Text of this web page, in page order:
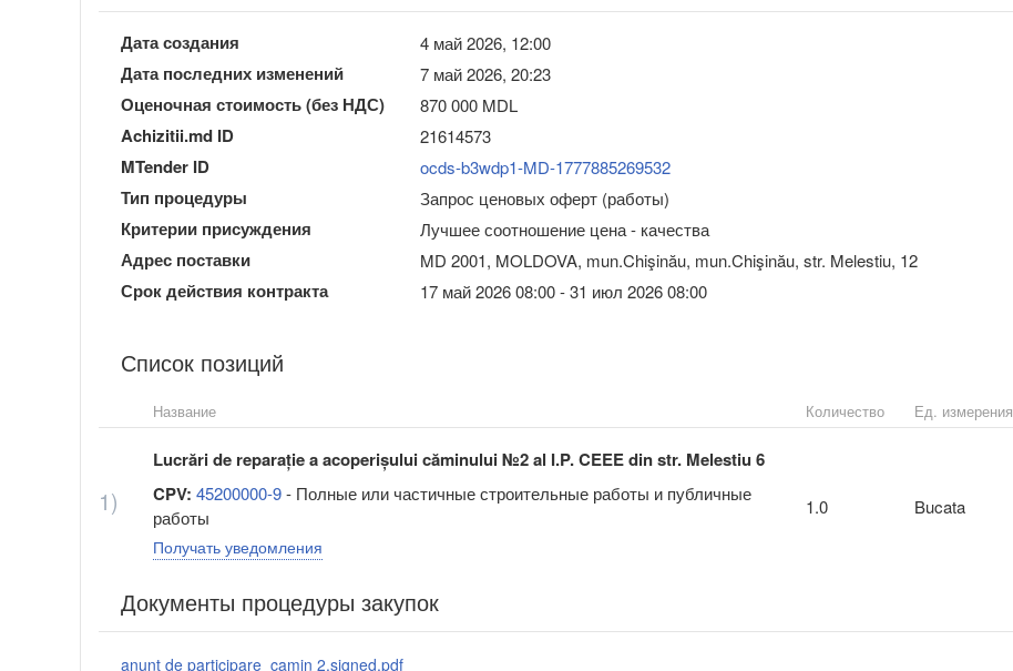
Дата создания 4 май 2026, 12:00
Дата последних изменений 7 май 2026, 20:23
Оценочная стоимость (без НДС) 870 000 MDL
Achizitii.md ID 21614573
MTender ID ocds-b3wdp1-MD-1777885269532
Тип процедуры Запрос ценовых оферт (работы)
Критерии присуждения Лучшее соотношение цена - качества
Адрес поставки MD 2001, MOLDOVA, mun.Chişinău, mun.Chişinău, str. Melestiu, 12
Срок действия контракта 17 май 2026 08:00 - 31 июл 2026 08:00
Список позиций
Название Количество Ед. измерения
1)
Lucrări de reparație a acoperișului căminului №2 al I.P. CEEE din str. Melestiu 6
CPV: 45200000-9- Полные или частичные строительные работы и публичные
работы
Получать уведомления
1.0 Bucata
Документы процедуры закупок
anunt de participare_camin 2.signed.pdf